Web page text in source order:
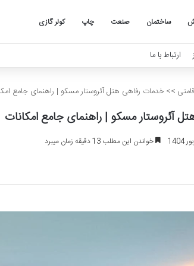
ساختمان صنعت چاپ کولر گازی
ارتباط با ما
>>خدمات رفاهی هتل آئروستار مسکو | راهنمای جامع
آئروستار مسکو | راهنمای جامع امکانات
خواندن این مطلب 13 دقیقه زمان میبرد